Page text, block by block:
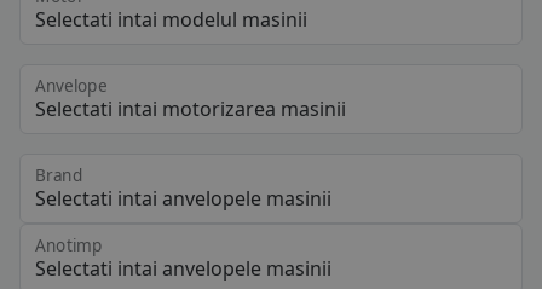
Anvelope
Brand
Anotimp